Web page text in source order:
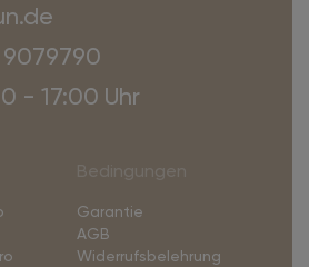
- 17:00 Uhr
Garantie
AGB
Widerrufsbelehrung